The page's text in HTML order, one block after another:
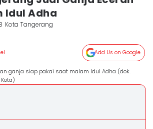
Idul Adha
Kota Tangerang
Add Us on Google
ganja siap pakai saat malam Idul Adha (dok.